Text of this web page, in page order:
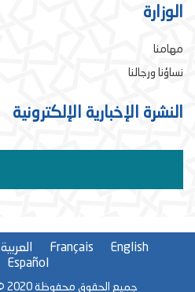
الوزارة
مهامنا
نساؤنا ورجالنا
النشرة الإخبارية الإلكترونية
العربية Français
English
Español
جميع الحقوق محفوظة 2020 ©وزارة الاقتصاد و المالية